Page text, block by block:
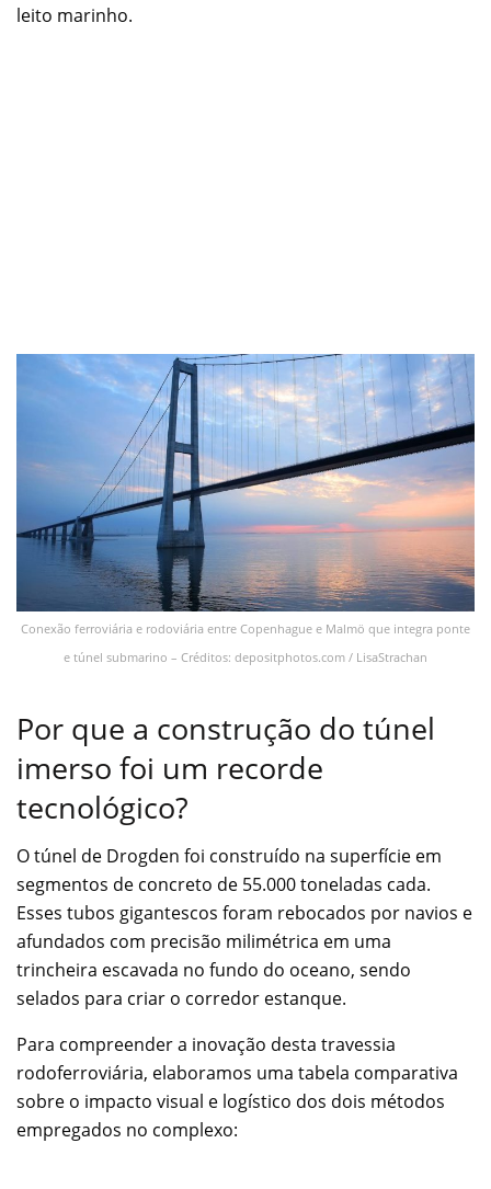
leito marinho.
Conexão ferroviária e rodoviária entre Copenhague e Malmö que integra ponte
e túnel submarino – Créditos: depositphotos.com / LisaStrachan
Por que a construção do túnel
imerso foi um recorde
tecnológico?
O túnel de Drogden foi construído na superfície em
segmentos de concreto de 55.000 toneladas cada.
Esses tubos gigantescos foram rebocados por navios e
afundados com precisão milimétrica em uma
trincheira escavada no fundo do oceano, sendo
selados para criar o corredor estanque.
Para compreender a inovação desta travessia
rodoferroviária, elaboramos uma tabela comparativa
sobre o impacto visual e logístico dos dois métodos
empregados no complexo: